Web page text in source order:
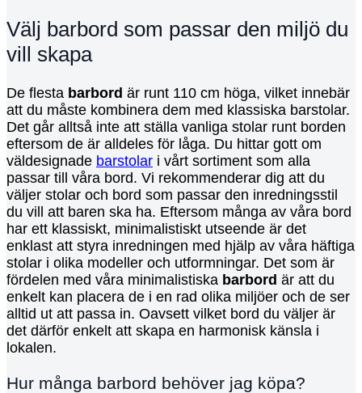
Välj barbord som passar den miljö du
vill skapa
De flesta barbord är runt 110 cm höga, vilket innebär
att du måste kombinera dem med klassiska barstolar.
Det går alltså inte att ställa vanliga stolar runt borden
eftersom de är alldeles för låga. Du hittar gott om
väldesignade barstolar i vårt sortiment som alla
passar till våra bord. Vi rekommenderar dig att du
väljer stolar och bord som passar den inredningsstil
du vill att baren ska ha. Eftersom många av våra bord
har ett klassiskt, minimalistiskt utseende är det
enklast att styra inredningen med hjälp av våra häftiga
stolar i olika modeller och utformningar. Det som är
fördelen med våra minimalistiska barbord är att du
enkelt kan placera de i en rad olika miljöer och de ser
alltid ut att passa in. Oavsett vilket bord du väljer är
det därför enkelt att skapa en harmonisk känsla i
lokalen.
Hur många barbord behöver jag köpa?